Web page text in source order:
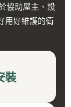
協助屋主、設
用好維護的衛
裝